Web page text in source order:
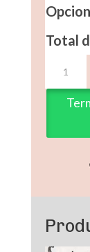
Total
Papa